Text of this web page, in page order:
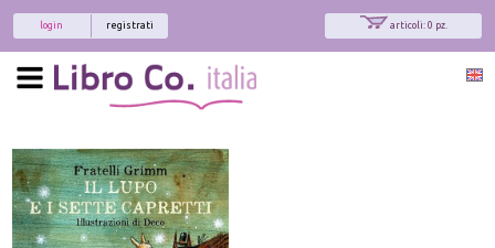
articoli: 0 pz.
registrati
login